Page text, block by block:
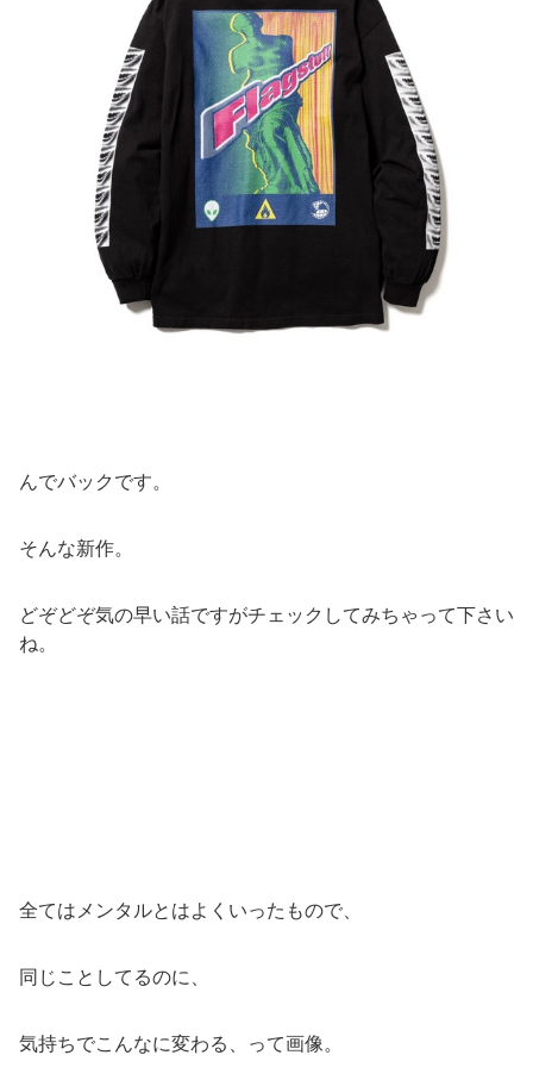
んでバックです。
そんな新作。
どぞどぞ気の早い話ですがチェックしてみちゃって下さい
ね。
全てはメンタルとはよくいったもので、
同じことしてるのに、
気持ちでこんなに変わる、って画像。